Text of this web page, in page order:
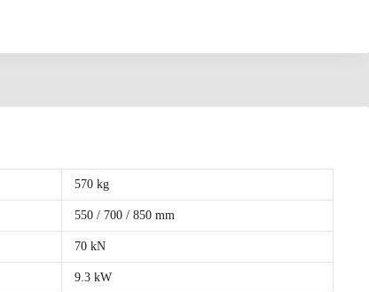
570 kg
550 / 700 / 850 mm
70 kN
9.3 kW